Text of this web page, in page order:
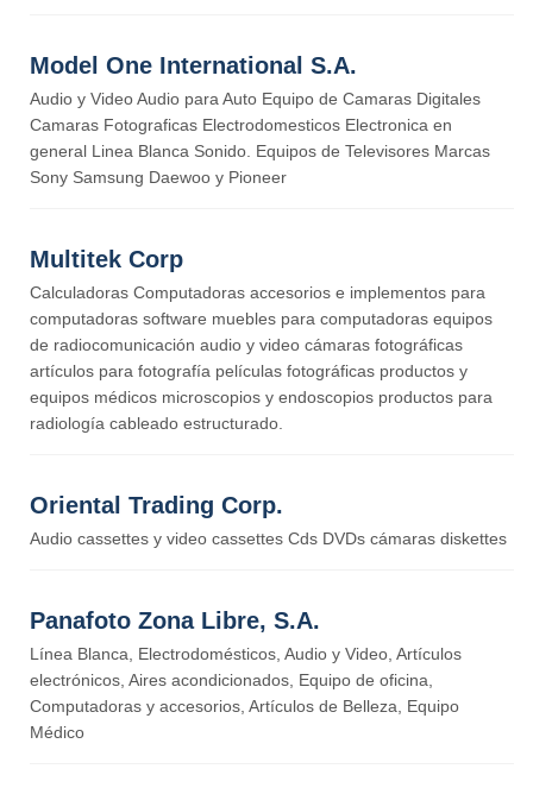
Model One International S.A.
Audio y Video Audio para Auto Equipo de Camaras Digitales
Camaras Fotograficas Electrodomesticos Electronica en
general Linea Blanca Sonido. Equipos de Televisores Marcas
Sony Samsung Daewoo y Pioneer
Multitek Corp
Calculadoras Computadoras accesorios e implementos para
computadoras software muebles para computadoras equipos
de radiocomunicación audio y video cámaras fotográficas
artículos para fotografía películas fotográficas productos y
equipos médicos microscopios y endoscopios productos para
radiología cableado estructurado.
Oriental Trading Corp.
Audio cassettes y video cassettes Cds DVDs cámaras diskettes
Panafoto Zona Libre, S.A.
Línea Blanca, Electrodomésticos, Audio y Video, Artículos
electrónicos, Aires acondicionados, Equipo de oficina,
Computadoras y accesorios, Artículos de Belleza, Equipo
Médico